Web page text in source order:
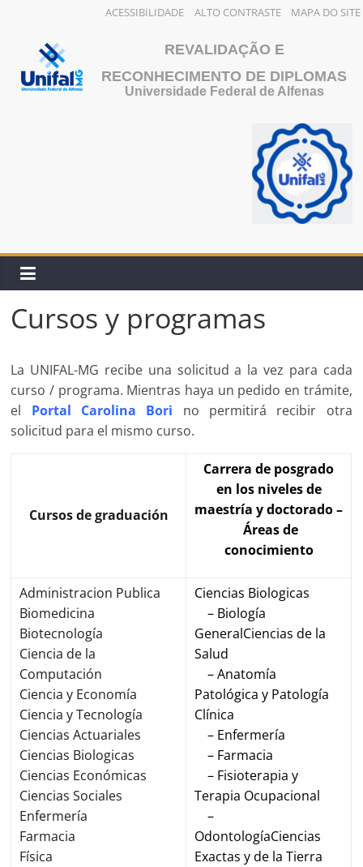
ACESSIBILIDADE ALTO CONTRASTE MAPA DO SITE
contenido
REVALIDAÇÃO E
RECONHECIMENTO DE DIPLOMAS
Universidade Federal de Alfenas
Cursos y programas
La UNIFAL-MG recibe una solicitud a la vez para cada
curso / programa. Mientras haya un pedido en trámite,
el Portal Carolina Bori no permitirá recibir otra
solicitud para el mismo curso.
Cursos de graduación
Carrera de posgrado
en los niveles de
maestría y doctorado –
Áreas de
conocimiento
Administracion Publica
Biomedicina
Biotecnología
Ciencia de la
Computación
Ciencia y Economía
Ciencia y Tecnología
Ciencias Actuariales
Ciencias Biologicas
Ciencias Económicas
Ciencias Sociales
Enfermería
Farmacia
Física
Ciencias Biologicas
– Biología
GeneralCiencias de la
Salud
– Anatomía
Patológica y Patología
Clínica
– Enfermería
– Farmacia
– Fisioterapia y
Terapia Ocupacional
–
OdontologíaCiencias
Exactas y de la Tierra